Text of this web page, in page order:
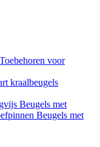
Toebehoren voor
kraalbeugels
Beugels met
Beugels met